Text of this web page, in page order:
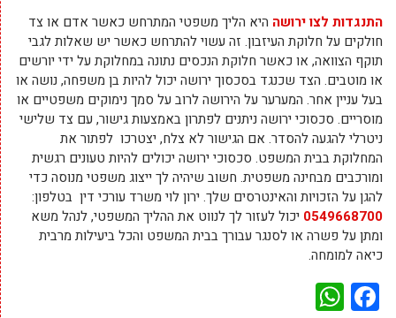
התנגדות לצו ירושה היא הליך משפטי המתרחש כאשר אדם או צד
חולקים על חלוקת העיזבון. זה עשוי להתרחש כאשר יש שאלות לגבי
תוקף הצוואה, או כאשר חלוקת הנכסים נתונה במחלוקת על ידי יורשים
או מוטבים. הצד שכנגד בסכסוך ירושה יכול להיות בן משפחה, נושה או
בעל עניין אחר. המערער על הירושה לרוב על סמך נימוקים משפטיים או
מוסריים. סכסוכי ירושה ניתנים לפתרון באמצעות גישור, עם צד שלישי
ניטרלי להגעה להסדר. אם הגישור לא צלח, יצטרכו לפתור את
המחלוקת בבית המשפט. סכסוכי ירושה יכולים להיות טעונים רגשית
ומורכבים מבחינה משפטית. חשוב שיהיה לך ייצוג משפטי מנוסה כדי
להגן על הזכויות והאינטרסים שלך. ירון לוי משרד עורכי דין בטלפון:
0549668700 יכול לעזור לך לנווט את ההליך המשפטי, לנהל משא
ומתן על פשרה או לסנגר עבורך בבית המשפט והכל ביעילות מרבית
כיאה למומחה.
Facebook